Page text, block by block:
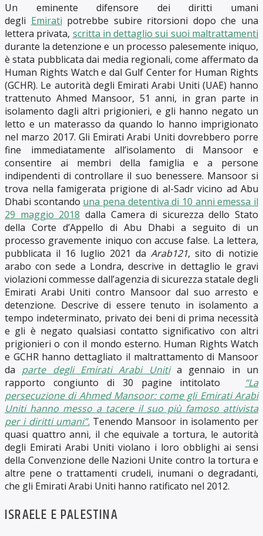
Un eminente difensore dei diritti umani
degli Emirati potrebbe subire ritorsioni dopo che una
lettera privata, scritta in dettaglio sui suoi maltrattamenti
durante la detenzione e un processo palesemente iniquo,
è stata pubblicata dai media regionali, come affermato da
Human Rights Watch e dal Gulf Center for Human Rights
(GCHR). Le autorità degli Emirati Arabi Uniti (UAE) hanno
trattenuto Ahmed Mansoor, 51 anni, in gran parte in
isolamento dagli altri prigionieri, e gli hanno negato un
letto e un materasso da quando lo hanno imprigionato
nel marzo 2017. Gli Emirati Arabi Uniti dovrebbero porre
fine immediatamente all’isolamento di Mansoor e
consentire ai membri della famiglia e a persone
indipendenti di controllare il suo benessere. Mansoor si
trova nella famigerata prigione di al-Sadr vicino ad Abu
Dhabi scontando una pena detentiva di 10 anni emessa il
29 maggio 2018 dalla Camera di sicurezza dello Stato
della Corte d’Appello di Abu Dhabi a seguito di un
processo gravemente iniquo con accuse false. La lettera,
pubblicata il 16 luglio 2021 da Arab121, sito di notizie
arabo con sede a Londra, descrive in dettaglio le gravi
violazioni commesse dall’agenzia di sicurezza statale degli
Emirati Arabi Uniti contro Mansoor dal suo arresto e
detenzione. Descrive di essere tenuto in isolamento a
tempo indeterminato, privato dei beni di prima necessità
e gli è negato qualsiasi contatto significativo con altri
prigionieri o con il mondo esterno. Human Rights Watch
e GCHR hanno dettagliato il maltrattamento di Mansoor
da parte degli Emirati Arabi Unitia gennaio in un
rapporto congiunto di 30 pagine intitolato “La
persecuzione di Ahmed Mansoor: come gli Emirati Arabi
Uniti hanno messo a tacere il suo più famoso attivista
per i diritti umani”. Tenendo Mansoor in isolamento per
quasi quattro anni, il che equivale a tortura, le autorità
degli Emirati Arabi Uniti violano i loro obblighi ai sensi
della Convenzione delle Nazioni Unite contro la tortura e
altre pene o trattamenti crudeli, inumani o degradanti,
che gli Emirati Arabi Uniti hanno ratificato nel 2012.
ISRAELE E PALESTINA